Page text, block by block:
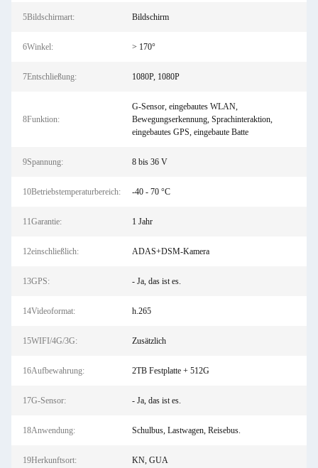
5Bildschirmart: Bildschirm
6Winkel: > 170°
7Entschließung: 1080P, 1080P
8Funktion:
G-Sensor, eingebautes WLAN,
Bewegungserkennung, Sprachinteraktion,
eingebautes GPS, eingebaute Batte
9Spannung: 8 bis 36 V
10Betriebstemperaturbereich: -40 - 70 °C
11Garantie: 1 Jahr
12einschließlich: ADAS+DSM-Kamera
13GPS: - Ja, das ist es.
14Videoformat: h.265
15WIFI/4G/3G: Zusätzlich
16Aufbewahrung: 2TB Festplatte + 512G
17G-Sensor: - Ja, das ist es.
18Anwendung: Schulbus, Lastwagen, Reisebus.
19Herkunftsort: KN, GUA